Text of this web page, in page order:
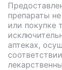
препараты
или покупке
аптеках,